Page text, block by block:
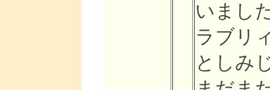
いまし
ラブリ
としみ